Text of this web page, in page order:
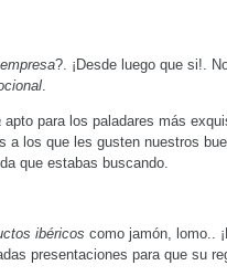
?. ¡Desde luego que si!.
.
apto para los paladares más
a los que les gusten nuestros
que estabas buscando.
ibéricos como jamón, lomo..
presentaciones para que su